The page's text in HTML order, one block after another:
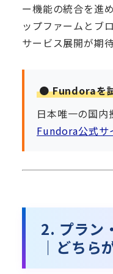
ー機能の統合を進
ップファームとブ
サービス展開が期
🟠 Fundoraを
日本唯一の国内
Fundora公式
2. プラン
｜どちら